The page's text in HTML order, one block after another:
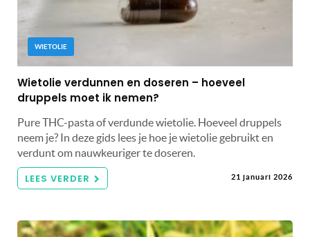
WIETOLIE
Wietolie verdunnen en doseren – hoeveel
druppels moet ik nemen?
Pure THC-pasta of verdunde wietolie. Hoeveel druppels
neem je? In deze gids lees je hoe je wietolie gebruikt en
verdunt om nauwkeuriger te doseren.
LEES VERDER 21 januari 2026